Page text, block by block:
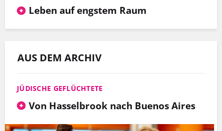
Leben auf engstem Raum
AUS DEM ARCHIV
JÜDISCHE GEFLÜCHTETE
Von Hassel­brook nach Buenos Aires